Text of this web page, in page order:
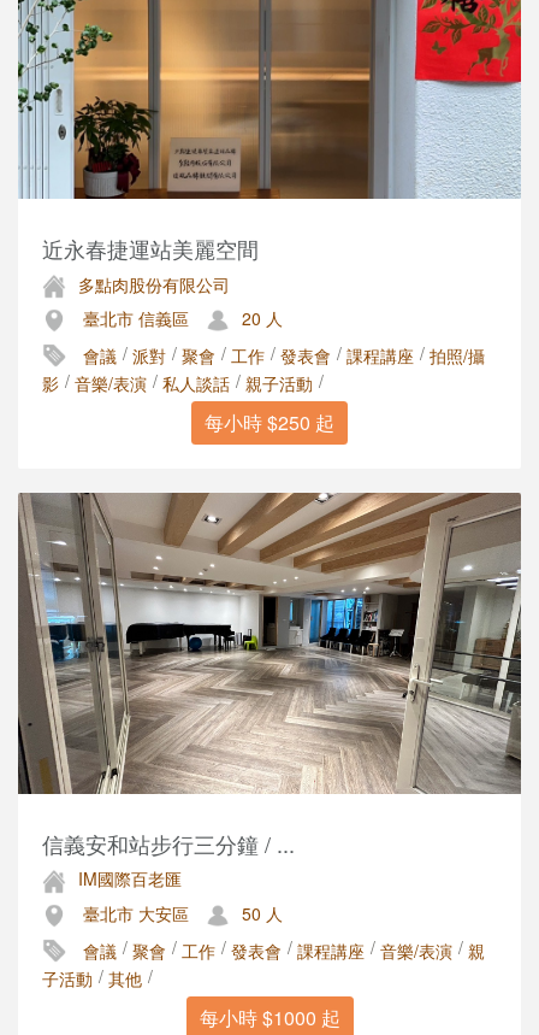
近永春捷運站美麗空間
多點肉股份有限公司
臺北市 信義區
20 人
會議 / 派對 / 聚會 / 工作 / 發表會 / 課程講座 / 拍照/攝
影 / 音樂/表演 / 私人談話 / 親子活動 /
每小時 $250 起
信義安和站步行三分鐘 / ...
IM國際百老匯
臺北市 大安區
50 人
會議 / 聚會 / 工作 / 發表會 / 課程講座 / 音樂/表演 / 親
子活動 / 其他 /
每小時 $1000 起